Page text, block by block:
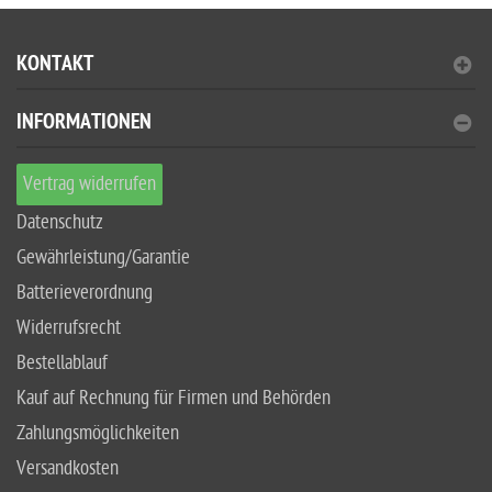
KONTAKT
INFORMATIONEN
Vertrag widerrufen
Datenschutz
Gewährleistung/Garantie
Batterieverordnung
Widerrufsrecht
Bestellablauf
Kauf auf Rechnung für Firmen und Behörden
Zahlungsmöglichkeiten
Versandkosten